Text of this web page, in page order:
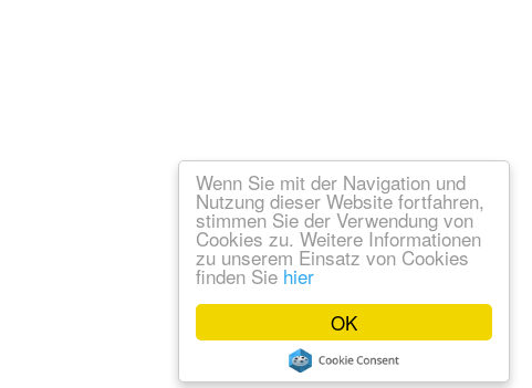
OK
Wenn Sie mit der Navigation und
Nutzung dieser Website fortfahren,
stimmen Sie der Verwendung von
Cookies zu. Weitere Informationen
zu unserem Einsatz von Cookies
finden Sie hier
Datenschutz